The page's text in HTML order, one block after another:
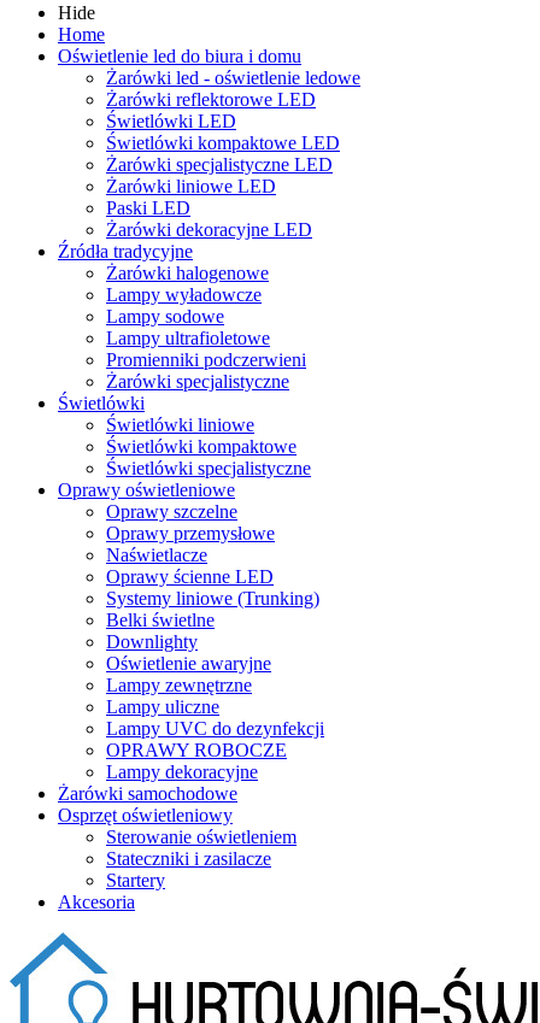
Hide
Home
Oświetlenie led do biura i domu
Żarówki led - oświetlenie ledowe
Żarówki reflektorowe LED
Świetlówki LED
Świetlówki kompaktowe LED
Żarówki specjalistyczne LED
Żarówki liniowe LED
Paski LED
Żarówki dekoracyjne LED
Źródła tradycyjne
Żarówki halogenowe
Lampy wyładowcze
Lampy sodowe
Lampy ultrafioletowe
Promienniki podczerwieni
Żarówki specjalistyczne
Świetlówki
Świetlówki liniowe
Świetlówki kompaktowe
Świetlówki specjalistyczne
Oprawy oświetleniowe
Oprawy szczelne
Oprawy przemysłowe
Naświetlacze
Oprawy ścienne LED
Systemy liniowe (Trunking)
Belki świetlne
Downlighty
Oświetlenie awaryjne
Lampy zewnętrzne
Lampy uliczne
Lampy UVC do dezynfekcji
OPRAWY ROBOCZE
Lampy dekoracyjne
Żarówki samochodowe
Osprzęt oświetleniowy
Sterowanie oświetleniem
Stateczniki i zasilacze
Startery
Akcesoria